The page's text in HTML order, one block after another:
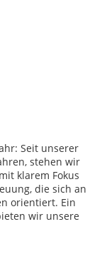
Seit unserer
stehen wir
klarem Fokus
die sich an
orientiert. Ein
wir unsere